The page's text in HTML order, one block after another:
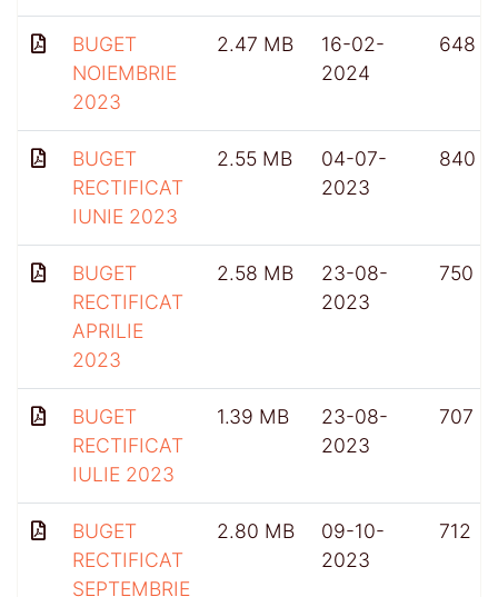
BUGET
NOIEMBRIE
2023
2.47 MB
16-02-
2024
648
BUGET
RECTIFICAT
IUNIE 2023
2.55 MB
04-07-
2023
840
BUGET
RECTIFICAT
APRILIE
2023
2.58 MB
23-08-
2023
750
BUGET
RECTIFICAT
IULIE 2023
1.39 MB
23-08-
2023
707
BUGET
RECTIFICAT
SEPTEMBRIE
2.80 MB
09-10-
2023
712